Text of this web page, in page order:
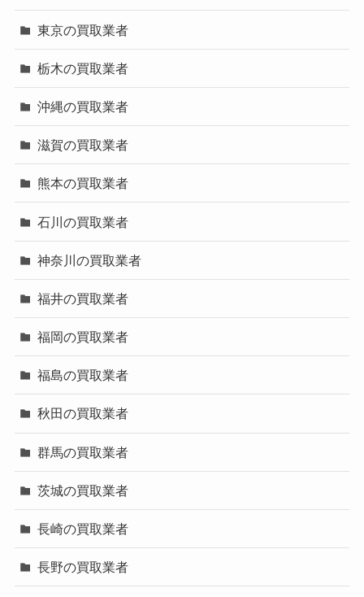
東京の買取業者
栃木の買取業者
沖縄の買取業者
滋賀の買取業者
熊本の買取業者
石川の買取業者
神奈川の買取業者
福井の買取業者
福岡の買取業者
福島の買取業者
秋田の買取業者
群馬の買取業者
茨城の買取業者
長崎の買取業者
長野の買取業者